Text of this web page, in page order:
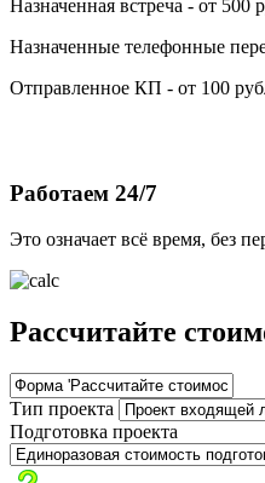
Назначенная встреча - от 500
Назначенные телефонные
Отправленное КП - от 100
Работаем 24/7
Это означает всё время, без
Рассчитайте
Тип проекта
Подготовка проекта